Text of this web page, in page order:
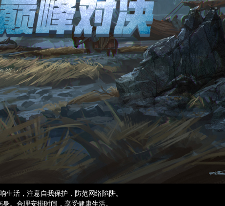
活，注意自我保护，防范网络陷阱。
。合理安排时间，享受健康生活。